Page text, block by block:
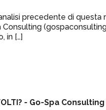
precedente di questa
in […]
- Go-Spa Consulting